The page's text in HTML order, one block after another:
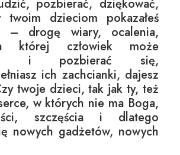
pozbierać, dziękować,
dzieciom pokazałeś
– drogę wiary, ocalenia,
której człowiek może
i pozbierać się,
ich zachcianki, dajesz
twoje dzieci, tak jak ty, też
w których nie ma Boga,
szczęścia i dlatego
nowych gadżetów, nowych